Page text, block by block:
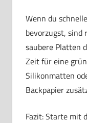
Wenn du
bevorzugst, sind
saubere Platten
Zeit für eine
Silikonmatten
Backpapier
Fazit: Starte mit